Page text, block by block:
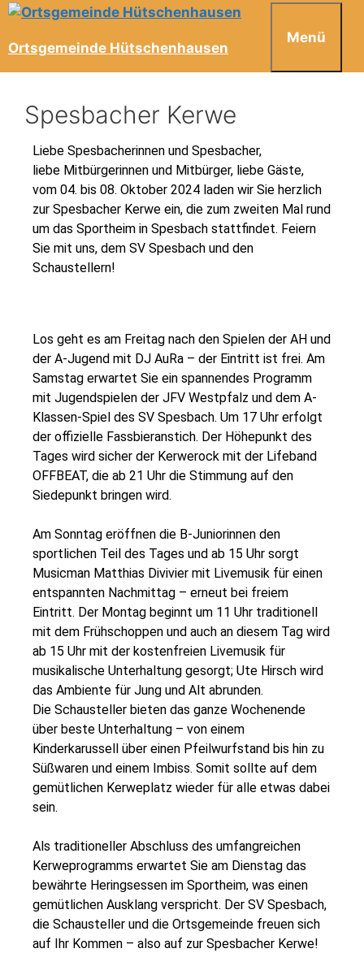
Ortsgemeinde Hütschenhausen
Menü
Spesbacher Kerwe
Liebe Spesbacherinnen und Spesbacher,
liebe Mitbürgerinnen und Mitbürger, liebe Gäste,
vom 04. bis 08. Oktober 2024 laden wir Sie herzlich
zur Spesbacher Kerwe ein, die zum zweiten Mal rund
um das Sportheim in Spesbach stattfindet. Feiern
Sie mit uns, dem SV Spesbach und den
Schaustellern!
Los geht es am Freitag nach den Spielen der AH und
der A-Jugend mit DJ AuRa – der Eintritt ist frei. Am
Samstag erwartet Sie ein spannendes Programm
mit Jugendspielen der JFV Westpfalz und dem A-
Klassen-Spiel des SV Spesbach. Um 17 Uhr erfolgt
der offizielle Fassbieranstich. Der Höhepunkt des
Tages wird sicher der Kerwerock mit der Lifeband
OFFBEAT, die ab 21 Uhr die Stimmung auf den
Siedepunkt bringen wird.
Am Sonntag eröffnen die B-Juniorinnen den
sportlichen Teil des Tages und ab 15 Uhr sorgt
Musicman Matthias Divivier mit Livemusik für einen
entspannten Nachmittag – erneut bei freiem
Eintritt. Der Montag beginnt um 11 Uhr traditionell
mit dem Frühschoppen und auch an diesem Tag wird
ab 15 Uhr mit der kostenfreien Livemusik für
musikalische Unterhaltung gesorgt; Ute Hirsch wird
das Ambiente für Jung und Alt abrunden.
Die Schausteller bieten das ganze Wochenende
über beste Unterhaltung – von einem
Kinderkarussell über einen Pfeilwurfstand bis hin zu
Süßwaren und einem Imbiss. Somit sollte auf dem
gemütlichen Kerweplatz wieder für alle etwas dabei
sein.
Als traditioneller Abschluss des umfangreichen
Kerweprogramms erwartet Sie am Dienstag das
bewährte Heringsessen im Sportheim, was einen
gemütlichen Ausklang verspricht. Der SV Spesbach,
die Schausteller und die Ortsgemeinde freuen sich
auf Ihr Kommen – also auf zur Spesbacher Kerwe!